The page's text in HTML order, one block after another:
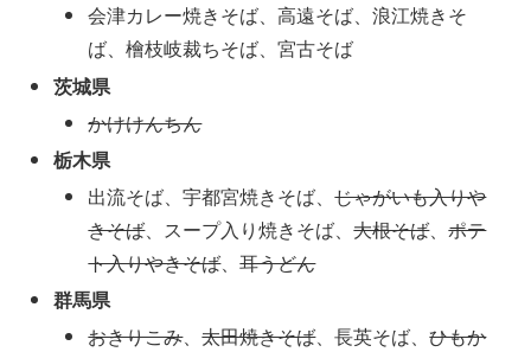
会津カレー焼きそば、高遠そば、浪江焼きそ
ば、檜枝岐裁ちそば、宮古そば
茨城県
かけけんちん
栃木県
出流そば、宇都宮焼きそば、じゃがいも入りや
きそば、スープ入り焼きそば、大根そば、ポテ
ト入りやきそば、耳うどん
群馬県
おきりこみ、太田焼きそば、長英そば、ひもか